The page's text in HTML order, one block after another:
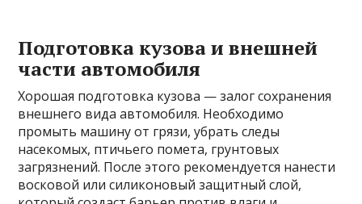
Подготовка кузова и внешней
части автомобиля
Хорошая подготовка кузова — залог сохранения
внешнего вида автомобиля. Необходимо
промыть машину от грязи, убрать следы
насекомых, птичьего помета, грунтовых
загрязнений. После этого рекомендуется нанести
восковой или силиконовый защитный слой,